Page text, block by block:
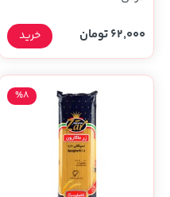
62,000 تومان خرید
%8